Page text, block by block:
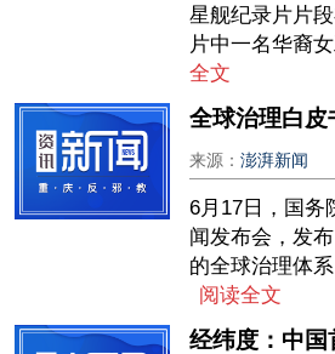
星舰纪录片片
片中一名华裔
全文
来源：澎湃新闻
6月17日，国务
闻发布会，发
的全球治理体
阅读全文